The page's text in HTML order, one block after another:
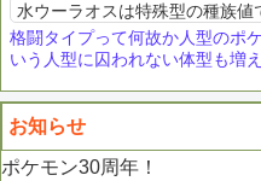
水ウーラオスは特殊型の種族値
格闘タイプって何故か人型のポ
いう人型に囚われない体型も増
お知らせ
ポケモン30周年！